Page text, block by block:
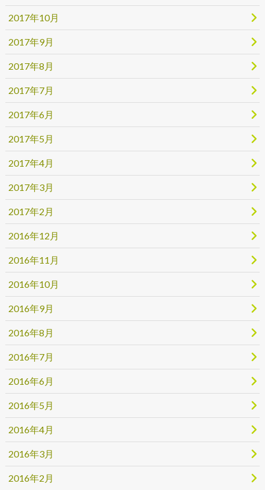
2017年10月
2017年9月
2017年8月
2017年7月
2017年6月
2017年5月
2017年4月
2017年3月
2017年2月
2016年12月
2016年11月
2016年10月
2016年9月
2016年8月
2016年7月
2016年6月
2016年5月
2016年4月
2016年3月
2016年2月